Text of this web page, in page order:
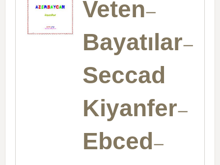
Veten-
Bayatılar-
Seccad
Kiyanfer-
Ebced-